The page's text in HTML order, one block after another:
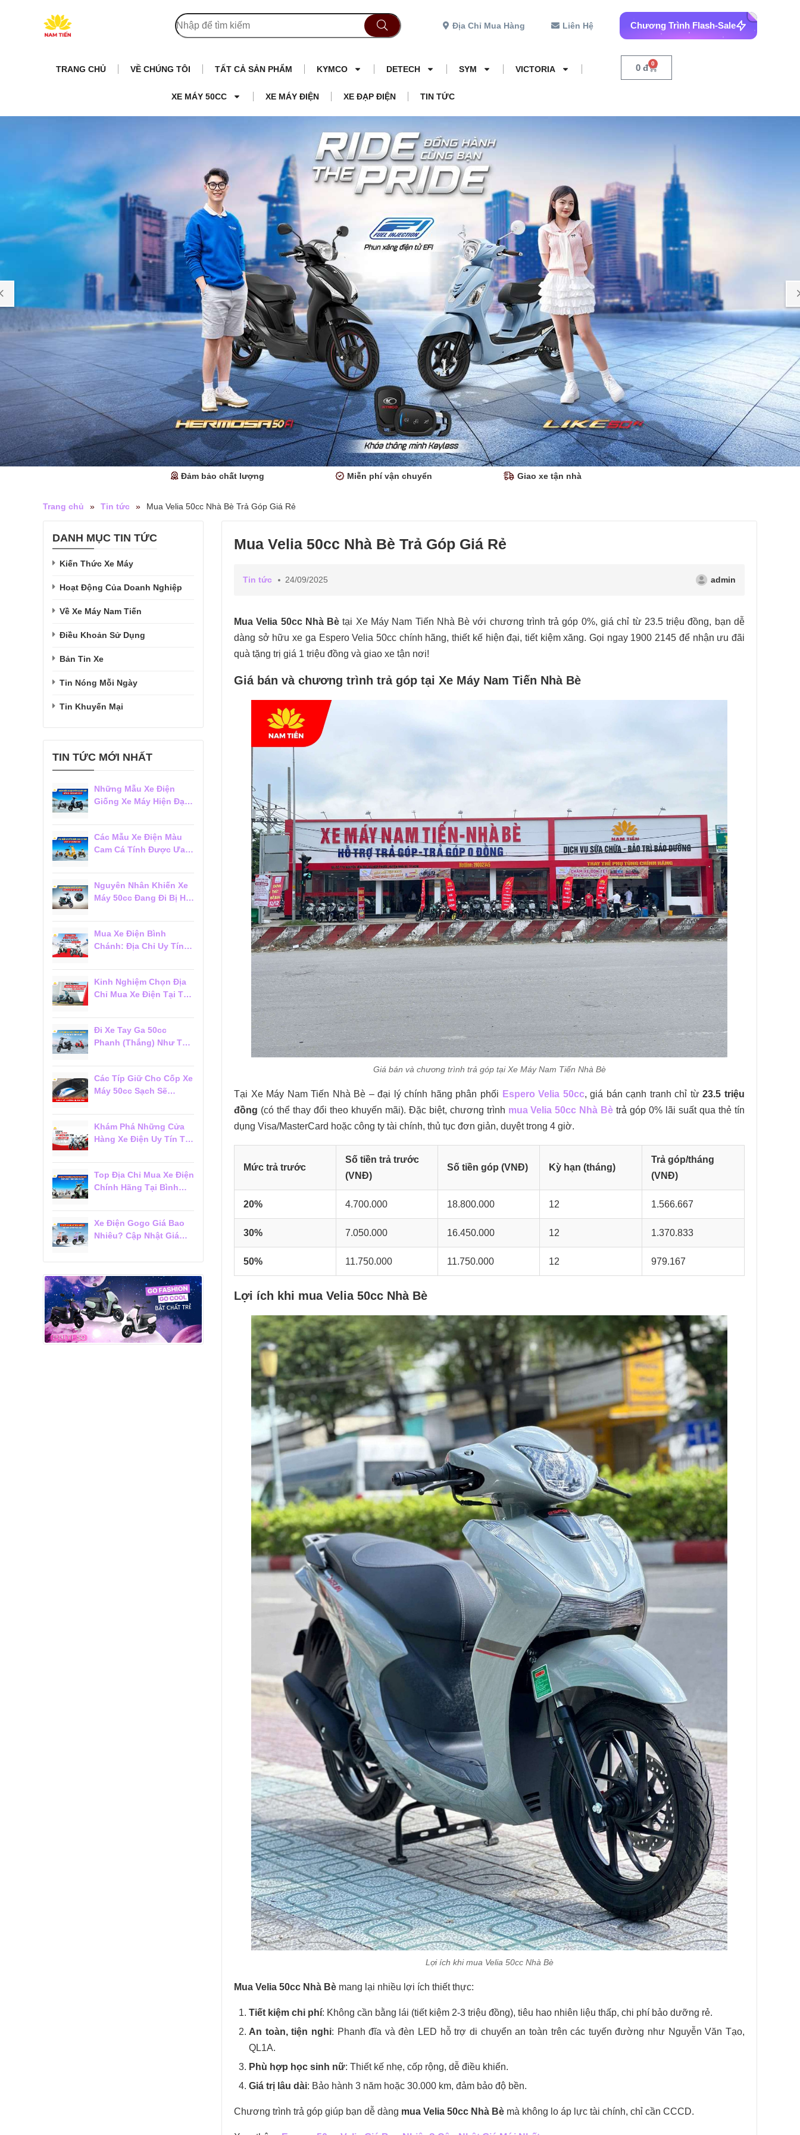
Địa Chỉ Mua Hàng Liên Hệ Chương Trình Flash-Sale
TRANG CHỦ VỀ CHÚNG TÔI TẤT CẢ SẢN PHẨM KYMCO DETECH SYM VICTORIA
XE MÁY 50CC XE MÁY ĐIỆN XE ĐẠP ĐIỆN TIN TỨC
0 đ 0
Đảm bảo chất lượng Miễn phí vận chuyển Giao xe tận nhà
Trang chủ » Tin tức » Mua Velia 50cc Nhà Bè Trả Góp Giá Rẻ
Mua Velia 50cc Nhà Bè Trả Góp Giá Rẻ
Tin tức 24/09/2025 admin
Mua Velia 50cc Nhà Bè tại Xe Máy Nam Tiến Nhà Bè với chương trình trả góp 0%, giá chỉ từ 23.5 triệu đồng, bạn dễ
dàng sở hữu xe ga Espero Velia 50cc chính hãng, thiết kế hiện đại, tiết kiệm xăng. Gọi ngay 1900 2145 để nhận ưu đãi
quà tặng trị giá 1 triệu đồng và giao xe tận nơi!
Giá bán và chương trình trả góp tại Xe Máy Nam Tiến Nhà Bè
Giá bán và chương trình trả góp tại Xe Máy Nam Tiến Nhà Bè
Tại Xe Máy Nam Tiến Nhà Bè – đại lý chính hãng phân phối Espero Velia 50cc, giá bán cạnh tranh chỉ từ23.5 triệu
đồng (có thể thay đổi theo khuyến mãi). Đặc biệt, chương trình mua Velia 50cc Nhà Bè trả góp 0% lãi suất qua thẻ tín
dụng Visa/MasterCard hoặc công ty tài chính, thủ tục đơn giản, duyệt trong 4 giờ.
Mức trả trước
Số tiền trả trước
(VNĐ)
Số tiền góp (VNĐ) Kỳ hạn (tháng)
Trả góp/tháng
(VNĐ)
20% 4.700.000 18.800.000 12 1.566.667
30% 7.050.000 16.450.000 12 1.370.833
50% 11.750.000 11.750.000 12 979.167
Lợi ích khi mua Velia 50cc Nhà Bè
Lợi ích khi mua Velia 50cc Nhà Bè
Mua Velia 50cc Nhà Bè mang lại nhiều lợi ích thiết thực:
Tiết kiệm chi phí: Không cần bằng lái (tiết kiệm 2-3 triệu đồng), tiêu hao nhiên liệu thấp, chi phí bảo dưỡng rẻ.
An toàn, tiện nghi: Phanh đĩa và đèn LED hỗ trợ di chuyển an toàn trên các tuyến đường như Nguyễn Văn Tạo,
QL1A.
Phù hợp học sinh nữ: Thiết kế nhẹ, cốp rộng, dễ điều khiển.
Giá trị lâu dài: Bảo hành 3 năm hoặc 30.000 km, đảm bảo độ bền.
Chương trình trả góp giúp bạn dễ dàng mua Velia 50cc Nhà Bè mà không lo áp lực tài chính, chỉ cần CCCD.
DANH MỤC TIN TỨC
Kiến Thức Xe Máy
Hoạt Động Của Doanh Nghiệp
Về Xe Máy Nam Tiến
Điều Khoản Sử Dụng
Bản Tin Xe
Tin Nóng Mỗi Ngày
Tin Khuyến Mại
TIN TỨC MỚI NHẤT
Những Mẫu Xe Điện
Giống Xe Máy Hiện Đại
Các Mẫu Xe Điện Màu
Cam Cá Tính Được Ưa
Nguyên Nhân Khiến Xe
Máy 50cc Đang Đi Bị Hụt
Mua Xe Điện Bình
Chánh: Địa Chỉ Uy Tín,
Kinh Nghiệm Chọn Địa
Chỉ Mua Xe Điện Tại Tân
Đi Xe Tay Ga 50cc
Phanh (Thắng) Như Thế
Các Típ Giữ Cho Cốp Xe
Máy 50cc Sạch Sẽ
Khám Phá Những Cửa
Hàng Xe Điện Uy Tín Tại
Top Địa Chỉ Mua Xe Điện
Chính Hãng Tại Bình
Xe Điện Gogo Giá Bao
Nhiêu? Cập Nhật Giá